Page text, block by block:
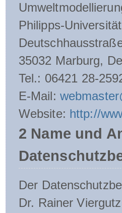
Philipps-
35032 Marburg,
Tel.: 06421 28-
E-Mail:
Website: http://
2 Name und
Der
Dr. Rainer Viergutz